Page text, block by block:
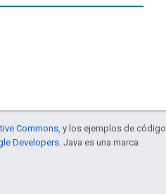
Commons , y los ejemplos de código
Developers . Java es una marca